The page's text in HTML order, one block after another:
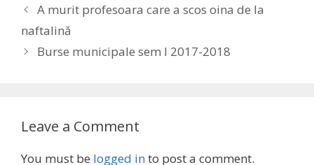
A murit profesoara care a scos oina de la
naftalină
Burse municipale sem I 2017-2018
Leave a Comment
You must be logged into post a comment.